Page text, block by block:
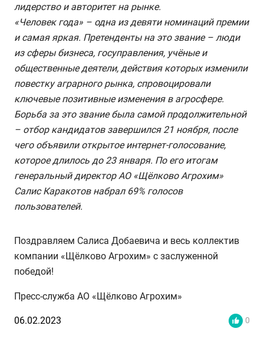
лидерство и авторитет на рынке.
«Человек года» – одна из девяти номинаций премии
и самая яркая. Претенденты на это звание – люди
из сферы бизнеса, госуправления, учёные и
общественные деятели, действия которых изменили
повестку аграрного рынка, спровоцировали
ключевые позитивные изменения в агросфере.
Борьба за это звание была самой продолжительной
– отбор кандидатов завершился 21 ноября, после
чего объявили открытое интернет-голосование,
которое длилось до 23 января. По его итогам
генеральный директор АО «Щёлково Агрохим»
Салис Каракотов набрал 69% голосов
пользователей.
Поздравляем Салиса Добаевича и весь коллектив
компании «Щёлково Агрохим» с заслуженной
победой!
Пресс-служба АО «Щёлково Агрохим»
06.02.2023 0